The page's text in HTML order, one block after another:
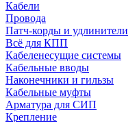
Кабели
Провода
Патч-корды и удлинители
Всё для КПП
Кабеленесущие системы
Кабельные вводы
Наконечники и гильзы
Кабельные муфты
Арматура для СИП
Крепление